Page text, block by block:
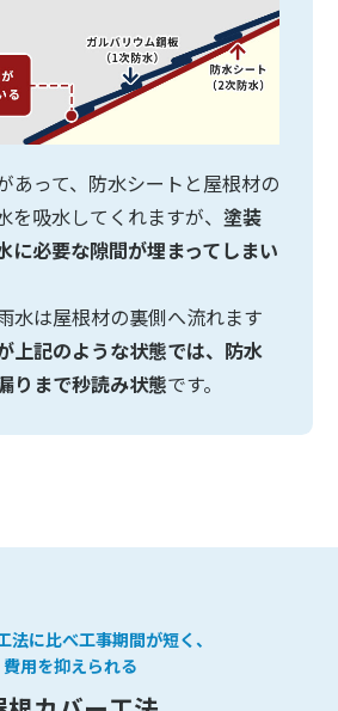
あって、防水シートと屋根材の
を吸水してくれますが、 塗装
に必要な隙間が埋まってしまい
水は屋根材の裏側へ流れます
上記のような状態では、防水
りまで秒読み状態です。
法に比べ工事期間が短く、
費用を抑えられる